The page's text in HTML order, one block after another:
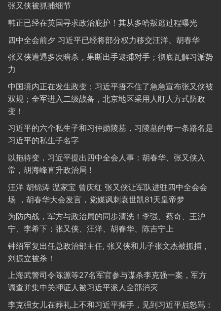
张又侠被抓捕细节
韩正已经在英国寻求政治庇护！其从多哈叛逃过程曝光
四中全会前夕 习近平已经将部分权力移交汪洋、胡春华
张又侠遭遇多次暗杀，果断出手逮捕对手；彻底瓦解习派势
力
中国境内正在发生政变；习近平捂不住了急急宣布张又侠被
双规；全军进入二级战备，北京地区采用人盯人方式防政
变！
习近平的六个私生子和习仲勋陵墓，习陵墓的每一条路名是
习近平的私生子名字
以拖待变，习近平提出四中全会人事：胡春华、张又侠入
常，胡海峰直升政治局！
汪洋 胡锦涛 温家宝 曾庆红 张又侠让军队进驻四中全会会
场 ，胡春华大会发言，党媒讽刺袁世凯81天皇帝梦
为防内战，军方与政治局的同步清洗！李强、蔡奇、王沪
宁、李希下；张又侠、汪洋、胡春华、陈吉宁上
钟绍军复出任总政治部主任, 张又侠和儿子张文杰被抓捕，
刘振立被杀！
上海武警司令陈源等27名军官参与谋杀李克强一案，军方
调查并集中关押证人被习近平派人全部消灭
李克强女儿在葬礼上不和习近平握手，见到习近平后怒骂：